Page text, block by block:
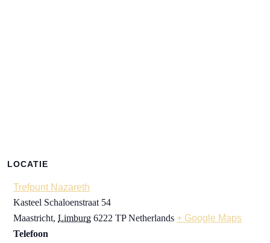
LOCATIE
Trefpunt Nazareth
Kasteel Schaloenstraat 54
Maastricht, Limburg 6222 TP Netherlands + Google Maps
Telefoon